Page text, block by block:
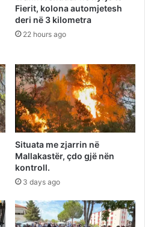
Fierit, kolona automjetesh
deri në 3 kilometra
22 hours ago
Situata me zjarrin në
Mallakastër, çdo gjë nën
kontroll.
3 days ago